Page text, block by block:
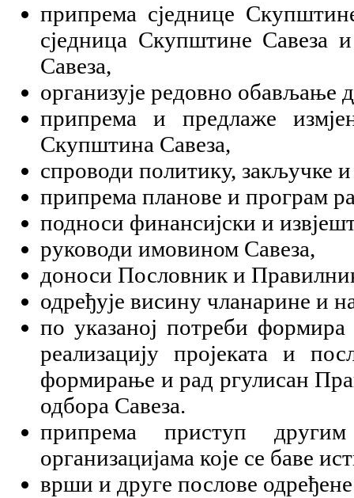
припрема сједнице
сједница Скупштине Савеза
Савеза,
организује редовно обављање
припрема и предлаже
Скупштина Савеза,
спроводи политику, закључке
припрема планове и програм
подноси финансијски и
руководи имовином Савеза,
доноси Пословник и
одређује висину чланарине и
по указаној потреби
реализацију пројеката и
формирање и рад ргулисан
одбора Савеза.
припрема приступ
организацијама које се баве
врши и друге послове